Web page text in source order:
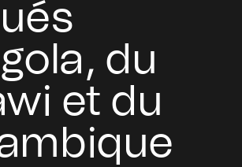
du
et du